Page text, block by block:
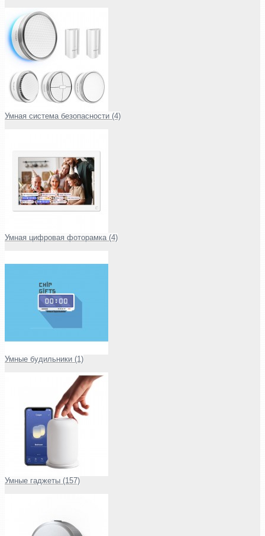
Умная система безопасности (4)
Умная цифровая фоторамка (4)
Умные будильники (1)
Умные гаджеты (157)